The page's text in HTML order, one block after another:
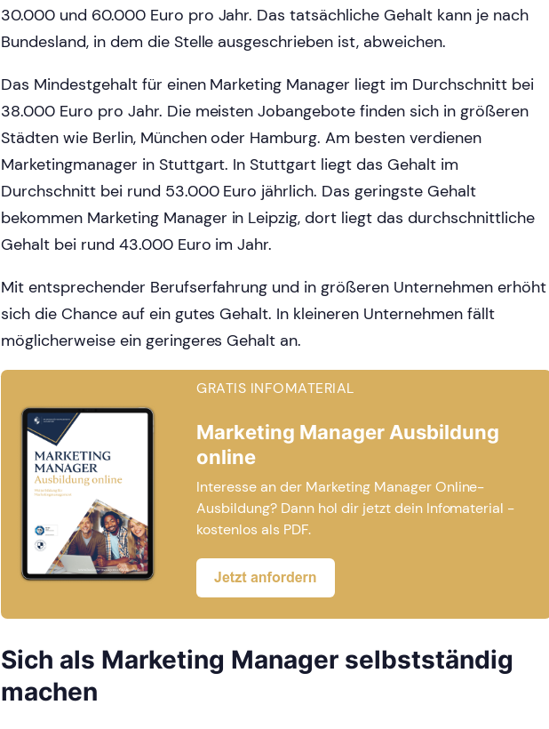
30.000 und 60.000 Euro pro Jahr. Das tatsächliche Gehalt kann je nach
Bundesland, in dem die Stelle ausgeschrieben ist, abweichen.
Das Mindestgehalt für einen Marketing Manager liegt im Durchschnitt bei
38.000 Euro pro Jahr. Die meisten Jobangebote finden sich in größeren
Städten wie Berlin, München oder Hamburg. Am besten verdienen
Marketingmanager in Stuttgart. In Stuttgart liegt das Gehalt im
Durchschnitt bei rund 53.000 Euro jährlich. Das geringste Gehalt
bekommen Marketing Manager in Leipzig, dort liegt das durchschnittliche
Gehalt bei rund 43.000 Euro im Jahr.
Mit entsprechender Berufserfahrung und in größeren Unternehmen erhöht
sich die Chance auf ein gutes Gehalt. In kleineren Unternehmen fällt
möglicherweise ein geringeres Gehalt an.
GRATIS INFOMATERIAL
Marketing Manager Ausbildung
online
Interesse an der Marketing Manager Online-
Ausbildung? Dann hol dir jetzt dein Infomaterial -
kostenlos als PDF.
Sich als Marketing Manager selbstständig
machen